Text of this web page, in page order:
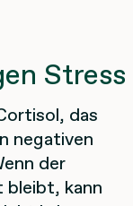
Stress
das
negativen
der
bleibt, kann